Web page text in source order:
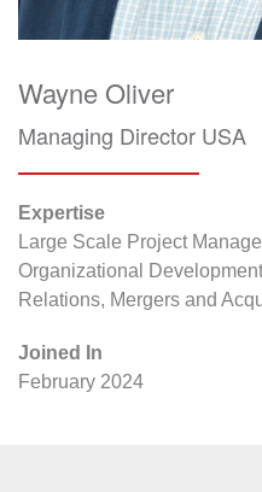
Wayne Oliver
Managing Director USA
Expertise
Large Scale Project
Organizational
Relations, Mergers and
Joined In
February 2024